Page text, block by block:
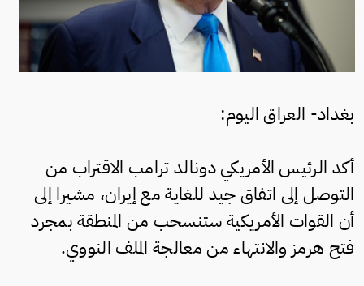
بغداد- العراق اليوم:
أكد الرئيس الأمريكي دونالد ترامب الاقتراب من
التوصل إلى اتفاق جيد للغاية مع إيران، مشيرا إلى
أن القوات الأمريكية ستنسحب من المنطقة بمجرد
فتح هرمز والانتهاء من معالجة الملف النووي.